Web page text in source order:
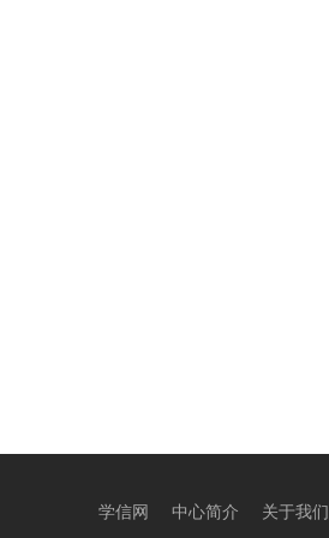
学信网 中心简介 关于我们